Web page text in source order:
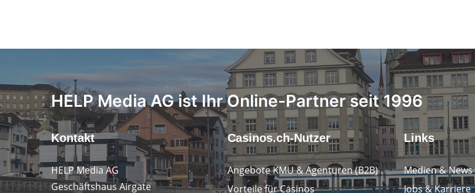
HELP Media AG ist Ihr Online-Partner seit 1996
Kontakt
HELP Media AG
Geschäftshaus Airgate
Casinos.ch-Nutzer
Angebote KMU & Agenturen (B2B)
Vorteile für Casinos
Links
Medien & News
Jobs & Karriere